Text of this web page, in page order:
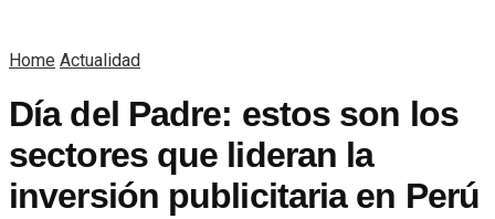
Home Actualidad
Día del Padre: estos son los
sectores que lideran la
inversión publicitaria en Perú